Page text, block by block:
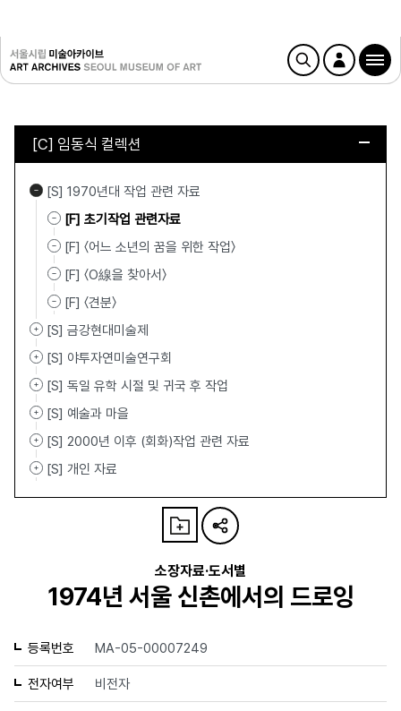
[C] 임동식 컬렉션
[S] 1970년대 작업 관련 자료
[F] 초기작업 관련자료
[F] 〈어느 소년의 꿈을 위한 작업〉
[F] 〈O線을 찾아서〉
[F] 〈견분〉
[S] 금강현대미술제
[S] 야투자연미술연구회
[S] 독일 유학 시절 및 귀국 후 작업
[S] 예술과 마을
[S] 2000년 이후 (회화)작업 관련 자료
[S] 개인 자료
소장자료·도서별
1974년 서울 신촌에서의 드로잉
등록번호 MA-05-00007249
전자여부 비전자